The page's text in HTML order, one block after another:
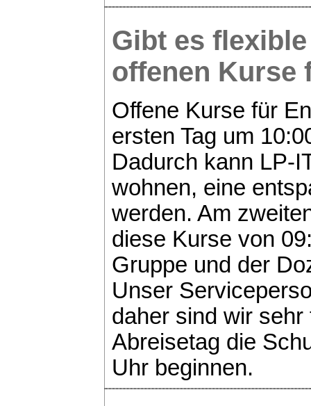
Gibt es
offenen Kurse
Offene Kurse für
ersten Tag um
Dadurch kann LP-
wohnen, eine
werden. Am
diese Kurse von
Gruppe und der
Unser
daher sind wir
Abreisetag die
Uhr beginnen.